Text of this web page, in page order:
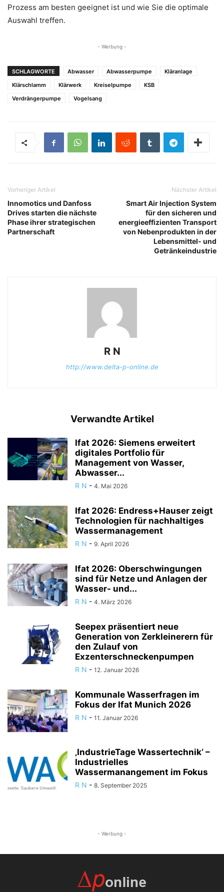
Prozess am besten geeignet ist und wie Sie die optimale
Auswahl treffen.
- Werbung -
SCHLAGWORTE Abwasser Abwasserpumpe
Kläranlage
Klärschlamm
Klärwerk Kreiselpumpe
KSB
Verdrängerpumpe
Vogelsang
Vorheriger Artikel
Innomotics und Danfoss
Drives starten die nächste
Phase ihrer strategischen
Partnerschaft
Nächster Artikel
Smart Air Injection System
für den sicheren und
energieeffizienten Transport
von Nebenprodukten in der
Lebensmittel- und
Getränkeindustrie
R N
http://www.delta-p-online.de
Verwandte Artikel
Ifat 2026: Siemens erweitert
digitales Portfolio für
Management von Wasser,
Abwasser...
R N - 4. Mai 2026
Ifat 2026: Endress+Hauser zeigt
Technologien für nachhaltiges
Wassermanagement
R N - 9. April 2026
Ifat 2026: Oberschwingungen
sind für Netze und Anlagen der
Wasser- und...
R N - 4. März 2026
Seepex präsentiert neue
Generation von Zerkleinerern für
den Zulauf von
Exzenterschneckenpumpen
R N - 12. Januar 2026
Kommunale Wasserfragen im
Fokus der Ifat Munich 2026
R N - 11. Januar 2026
‚IndustrieTage Wassertechnik‘ –
Industrielles
Wassermanangement im Fokus
R N - 8. September 2025
- Werbung -